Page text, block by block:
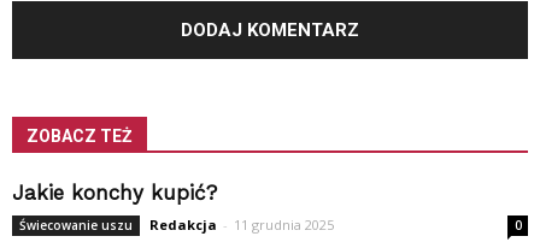
ZOBACZ TEŻ
Jakie konchy kupić?
Świecowanie uszu Redakcja - 11 grudnia 2025 0